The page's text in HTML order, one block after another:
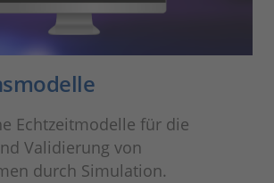
Echtzeitmodelle für die
Validierung von
durch Simulation.